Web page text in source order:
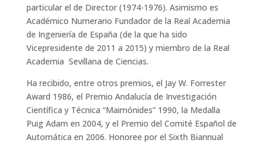
particular el de Director (1974-1976). Asimismo es
Académico Numerario Fundador de la Real Academia
de Ingeniería de España (de la que ha sido
Vicepresidente de 2011 a 2015) y miembro de la Real
Academia Sevillana de Ciencias.
Ha recibido, entre otros premios, el Jay W. Forrester
Award 1986, el Premio Andalucía de Investigación
Científica y Técnica “Maimónides” 1990, la Medalla
Puig Adam en 2004, y el Premio del Comité Español de
Automática en 2006. Honoree por el Sixth Biannual